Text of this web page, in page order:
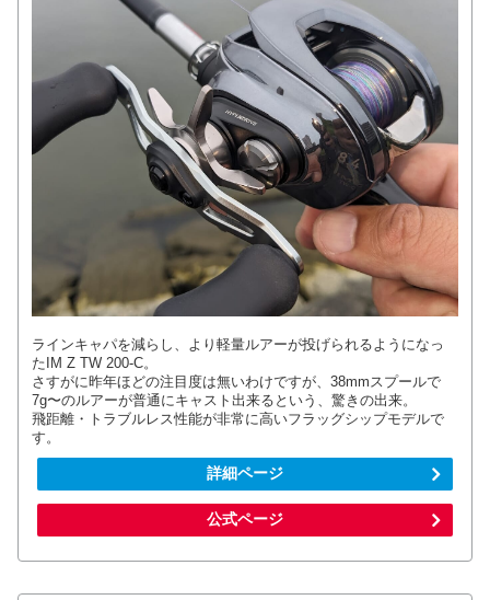
ラインキャパを減らし、より軽量ルアーが投げられるようになっ
たIM Z TW 200-C。
さすがに昨年ほどの注目度は無いわけですが、38mmスプールで
7g〜のルアーが普通にキャスト出来るという、驚きの出来。
飛距離・トラブルレス性能が非常に高いフラッグシップモデルで
す。
詳細ページ
公式ページ